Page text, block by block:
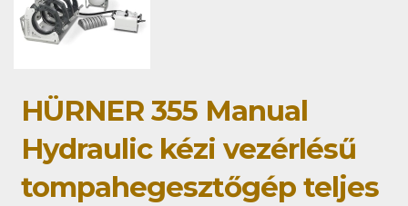
HÜRNER 355 Manual
Hydraulic kézi vezérlésű
tompahegesztőgép teljes